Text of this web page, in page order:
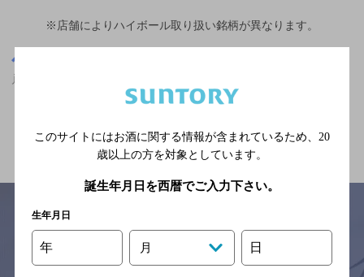
※店舗によりハイボール取り扱い銘柄が異なります。
戸塚駅(神奈川県)周辺500m,洋食,座敷ありの神泡達人店
関連ページ
サイトマップ ご意見・ご感想 利用規約
このサイトにはお酒に関する情報が含まれているため、 20
歳以上の方を対象としています。
誕生年月日を西暦でご入力下さい。
生年月日
年 月 日